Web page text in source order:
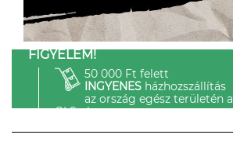
FIGYELEM!
50 000 Ft felett
INGYENESházhozszállítás
az ország egész területén a
GLS-el.